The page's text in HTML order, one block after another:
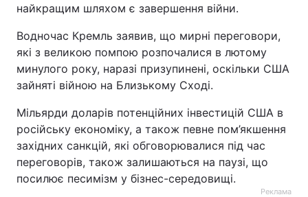
найкращим шляхом є завершення війни.
Водночас Кремль заявив, що мирні переговори,
які з великою помпою розпочалися в лютому
минулого року, наразі призупинені, оскільки США
зайняті війною на Близькому Сході.
Мільярди доларів потенційних інвестицій США в
російську економіку, а також певне пом’якшення
західних санкцій, які обговорювалися під час
переговорів, також залишаються на паузі, що
посилює песимізм у бізнес-середовищі.
Реклама